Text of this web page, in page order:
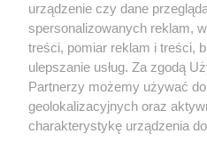
Czeladź. I
remontu ulicy
wraz z
kanalizacji.
Nie zapomnij
zapoznać się z:
polityką prywatności
Twojemiasto
Piekary Śląskie
Chorzów
Tarnowskie Góry
urządzenie czy dane
spersonalizowanych reklam,
treści, pomiar reklam i treści,
ulepszanie usług. Za zgodą
Partnerzy możemy używać
geolokalizacyjnych oraz
charakterystykę urządzenia